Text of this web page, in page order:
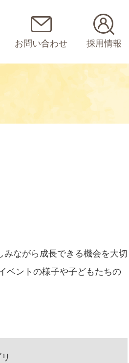
お問い合わせ 採用情報
ながら成長できる機会を大切
ベントの様子や子どもたちの